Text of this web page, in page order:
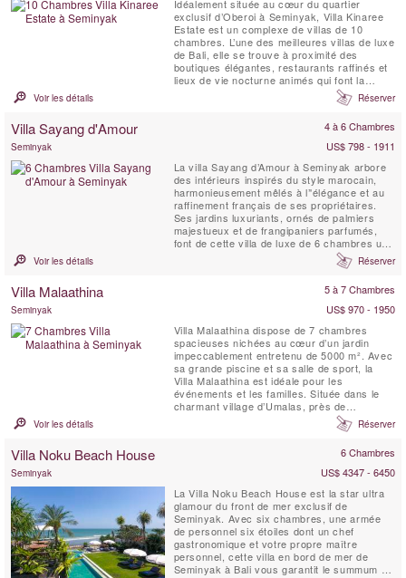
Idéalement située au cœur du quartier
exclusif d’Oberoi à Seminyak, Villa Kinaree
Estate est un complexe de villas de 10
chambres. L’une des meilleures villas de luxe
de Bali, elle se trouve à proximité des
boutiques élégantes, restaurants raffinés et
lieux de vie nocturne animés qui font la
renommée de Seminyak, et à seulement
quelques minutes de marche de la plage.
Voir les détails Réserver
Villa Sayang d'Amour 4 à 6 Chambres
Seminyak
US$ 798 - 1911
La villa Sayang d’Amour à Seminyak arbore
des intérieurs inspirés du style marocain,
harmonieusement mêlés à l’'élégance et au
raffinement français de ses propriétaires.
Ses jardins luxuriants, ornés de palmiers
majestueux et de frangipaniers parfumés,
font de cette villa de luxe de 6 chambres un
véritable joyau balinais. Séjourner à la Villa
Sayang d’Amour, c’est plonger dans un conte
Voir les détails Réserver
Villa Malaathina 5 à 7 Chambres
Seminyak
US$ 970 - 1950
Villa Malaathina dispose de 7 chambres
spacieuses nichées au cœur d’un jardin
impeccablement entretenu de 5000 m². Avec
sa grande piscine et sa salle de sport, la
Villa Malaathina est idéale pour les
événements et les familles. Située dans le
charmant village d’Umalas, près de
Seminyak, cette luxueuse villa vous invite à
vivre comme des rois dans un cadre serein
a Tout ce que vous pourriez jamais vouloir
Voir les détails Réserver
Villa Noku Beach House 6 Chambres
Seminyak
US$ 4347 - 6450
La Villa Noku Beach House est la star ultra
glamour du front de mer exclusif de
Seminyak. Avec six chambres, une armée
de personnel six étoiles dont un chef
gastronomique et votre propre maître
personnel, cette villa en bord de mer de
Seminyak à Bali vous garantit le summum du